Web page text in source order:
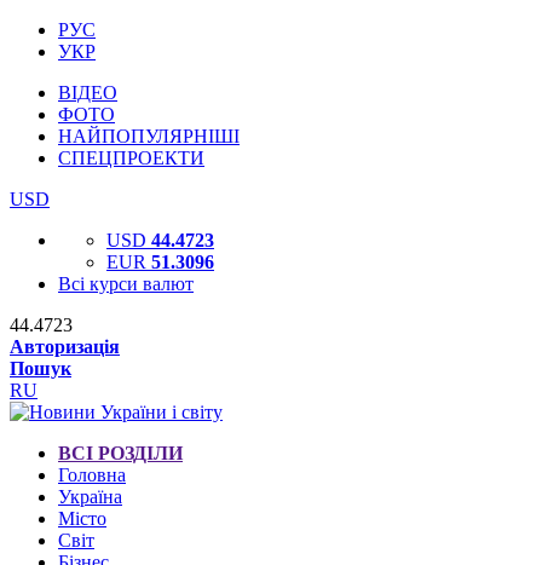
РУС
УКР
ВІДЕО
ФОТО
НАЙПОПУЛЯРНІШІ
СПЕЦПРОЕКТИ
USD
USD 44.4723
EUR 51.3096
Всі курси валют
44.4723
Авторизація
Пошук
RU
ВСІ РОЗДІЛИ
Головна
Україна
Місто
Світ